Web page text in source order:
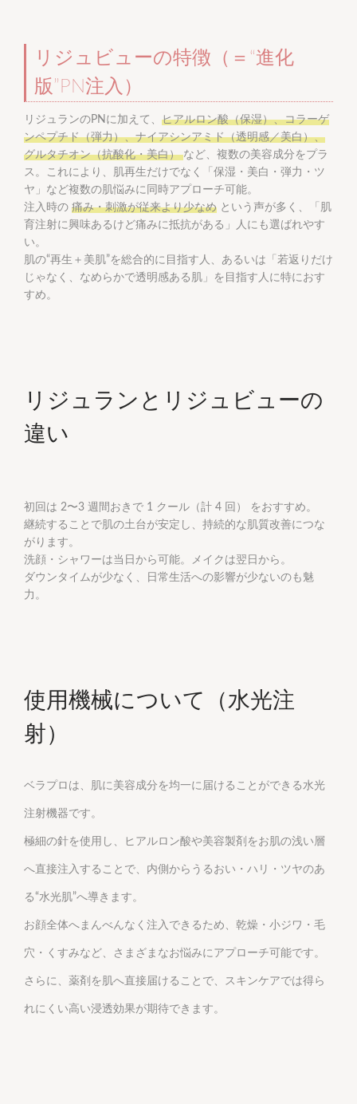
リジュビューの特徴（＝“進化
版”PN注入）
リジュランのPNに加えて、 ヒアルロン酸（保湿）、コラーゲ
ンペプチド（弾力）、ナイアシンアミド（透明感／美白）、
グルタチオン（抗酸化・美白）など、複数の美容成分をプラ
ス。これにより、肌再生だけでなく「保湿・美白・弾力・ツ
ヤ」など複数の肌悩みに同時アプローチ可能。
注入時の 痛み・刺激が従来より少なめ という声が多く、「肌
育注射に興味あるけど痛みに抵抗がある」人にも選ばれやす
い。
肌の“再生＋美肌”を総合的に目指す人、あるいは「若返りだけ
じゃなく、なめらかで透明感ある肌」を目指す人に特におす
すめ。
リジュランとリジュビューの
違い
初回は 2〜3 週間おきで 1 クール（計 4 回） をおすすめ。
継続することで肌の土台が安定し、持続的な肌質改善につな
がります。
洗顔・シャワーは当日から可能。メイクは翌日から。
ダウンタイムが少なく、日常生活への影響が少ないのも魅
力。
使用機械について（水光注
射）
ベラプロは、肌に美容成分を均一に届けることができる水光
注射機器です。
極細の針を使用し、ヒアルロン酸や美容製剤をお肌の浅い層
へ直接注入することで、内側からうるおい・ハリ・ツヤのあ
る“水光肌”へ導きます。
お顔全体へまんべんなく注入できるため、乾燥・小ジワ・毛
穴・くすみなど、さまざまなお悩みにアプローチ可能です。
さらに、薬剤を肌へ直接届けることで、スキンケアでは得ら
れにくい高い浸透効果が期待できます。